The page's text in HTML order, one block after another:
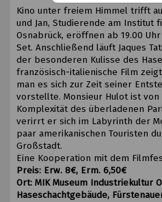
Kino unter freiem Himmel trifft
und Jan, Studierende am Institut
Osnabrück, eröffnen ab 19.00
Set. Anschließend läuft Jaques
der besonderen Kulisse des
französisch-italienische Film
man es sich zur Zeit seiner
vorstellte. Monsieur Hulot ist
Komplexität des überladenen
verirrt er sich im Labyrinth der
paar amerikanischen Touristen
Großstadt.
Eine Kooperation mit dem
Preis: Erw. 8€, Erm. 6,50€
Ort: MIK Museum Industriekultur
Haseschachtgebäude,